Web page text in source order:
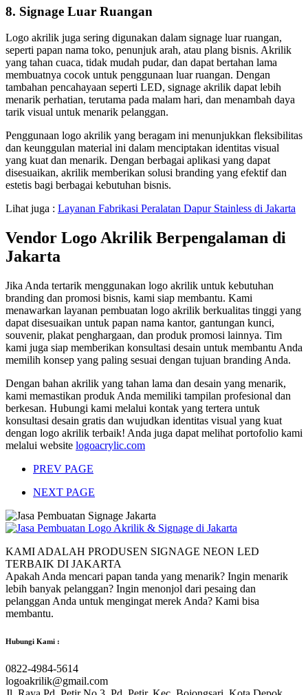
8. Signage Luar Ruangan
Logo akrilik juga sering digunakan dalam signage luar ruangan,
seperti papan nama toko, penunjuk arah, atau plang bisnis. Akrilik
yang tahan cuaca, tidak mudah pudar, dan dapat bertahan lama
membuatnya cocok untuk penggunaan luar ruangan. Dengan
tambahan pencahayaan seperti LED, signage akrilik dapat lebih
menarik perhatian, terutama pada malam hari, dan menambah daya
tarik visual untuk menarik pelanggan.
Penggunaan logo akrilik yang beragam ini menunjukkan fleksibilitas
dan keunggulan material ini dalam menciptakan identitas visual
yang kuat dan menarik. Dengan berbagai aplikasi yang dapat
disesuaikan, akrilik memberikan solusi branding yang efektif dan
estetis bagi berbagai kebutuhan bisnis.
Lihat juga : Layanan Fabrikasi Peralatan Dapur Stainless di Jakarta
Vendor Logo Akrilik Berpengalaman di
Jakarta
Jika Anda tertarik menggunakan logo akrilik untuk kebutuhan
branding dan promosi bisnis, kami siap membantu. Kami
menawarkan layanan pembuatan logo akrilik berkualitas tinggi yang
dapat disesuaikan untuk papan nama kantor, gantungan kunci,
souvenir, plakat penghargaan, dan produk promosi lainnya. Tim
kami juga siap memberikan konsultasi desain untuk membantu Anda
memilih konsep yang paling sesuai dengan tujuan branding Anda.
Dengan bahan akrilik yang tahan lama dan desain yang menarik,
kami memastikan produk Anda memiliki tampilan profesional dan
berkesan. Hubungi kami melalui kontak yang tertera untuk
konsultasi desain gratis dan wujudkan identitas visual yang kuat
dengan logo akrilik terbaik! Anda juga dapat melihat portofolio kami
melalui website logoacrylic.com
PREV PAGE
NEXT PAGE
KAMI ADALAH PRODUSEN SIGNAGE NEON LED
TERBAIK DI JAKARTA
Apakah Anda mencari papan tanda yang menarik? Ingin menarik
lebih banyak pelanggan? Ingin menonjol dari pesaing dan
pelanggan Anda untuk mengingat merek Anda? Kami bisa
membantu.
Hubungi Kami :
0822-4984-5614
logoakrilik@gmail.com